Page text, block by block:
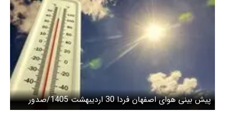
پیش بینی هوای اصفهان فردا 30 اردیبهشت 1405/صدور
هشدار هواشناسی